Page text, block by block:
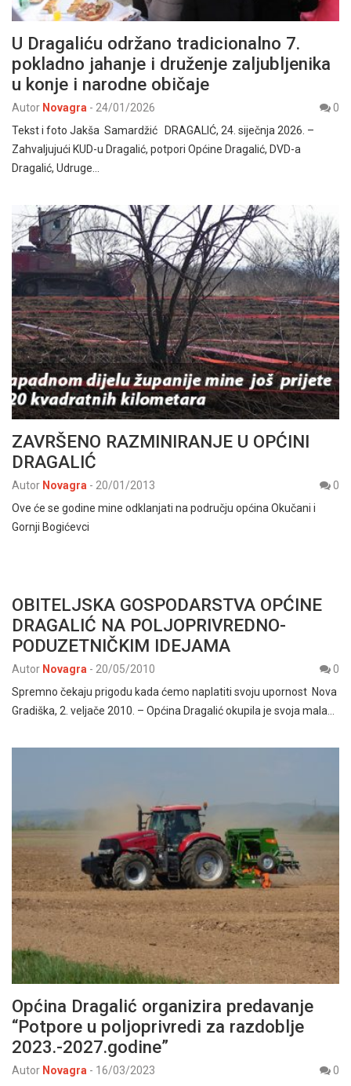
U Dragaliću održano tradicionalno 7.
pokladno jahanje i druženje zaljubljenika
u konje i narodne običaje
Autor Novagra - 24/01/2026
0
Tekst i foto Jakša Samardžić DRAGALIĆ, 24. siječnja 2026. –
Zahvaljujući KUD-u Dragalić, potpori Općine Dragalić, DVD-a
Dragalić, Udruge…
ZAVRŠENO RAZMINIRANJE U OPĆINI
DRAGALIĆ
Autor Novagra - 20/01/2013
0
Ove će se godine mine odklanjati na području općina Okučani i
Gornji Bogićevci
OBITELJSKA GOSPODARSTVA OPĆINE
DRAGALIĆ NA POLJOPRIVREDNO-
PODUZETNIČKIM IDEJAMA
Autor Novagra - 20/05/2010
0
Spremno čekaju prigodu kada ćemo naplatiti svoju upornost Nova
Gradiška, 2. veljače 2010. – Općina Dragalić okupila je svoja mala…
Općina Dragalić organizira predavanje
“Potpore u poljoprivredi za razdoblje
2023.-2027.godine”
Autor Novagra - 16/03/2023
0